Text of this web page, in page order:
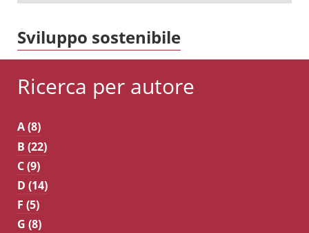
Sviluppo sostenibile
Ricerca per autore
A (8)
B (22)
C (9)
D (14)
F (5)
G (8)